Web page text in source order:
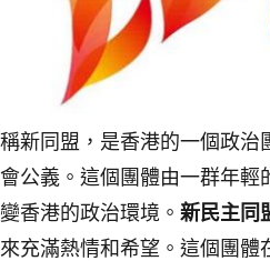
稱新同盟，是香港的一個政治
公義。這個團體由一群年
香港的政治環境。 新民主同
充滿熱情和希望。這個團